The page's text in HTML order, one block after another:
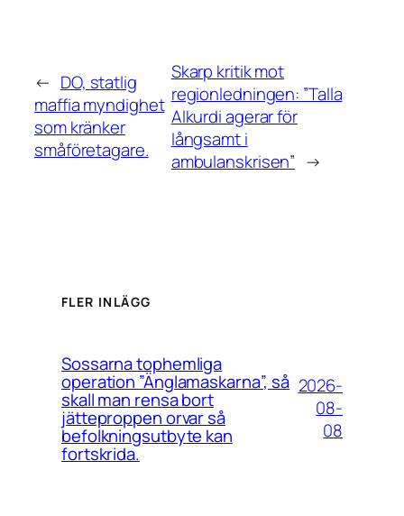
← DO, statlig
maffia myndighet
som kränker
småföretagare.
Skarp kritik mot
regionledningen: ”Talla
Alkurdi agerar för
långsamt i
ambulanskrisen” →
FLER INLÄGG
Sossarna tophemliga
operation ”Änglamaskarna”, så
skall man rensa bort
jätteproppen orvar så
befolkningsutbyte kan
fortskrida.
2026-
08-
08